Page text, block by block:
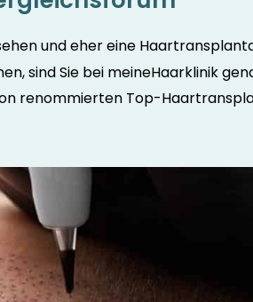
und eher eine
sind Sie bei meineHaarklinik
renommierten Top-